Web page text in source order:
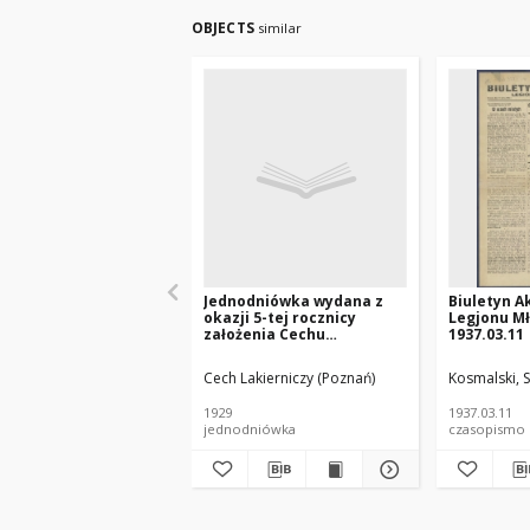
OBJECTS similar
Jednodniówka wydana z
okazji 5-tej rocznicy
założenia Cechu
: 1924-1929.
Cech Lakierniczy (Poznań)
1929
jednodniówka
Biuletyn
Legjonu
1937.03.11
Kosmalski,
1937.03.11
czasopismo